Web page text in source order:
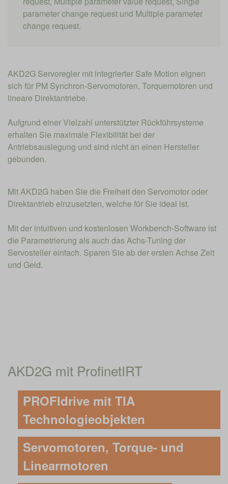
parameter change request und Multiple parameter
change request.
AKD2G Servoregler mit integrierter Safe Motion eignen
sich für PM Synchron-Servomotoren, Torquemotoren und
lineare Direktantriebe.
Aufgrund einer Vielzahl unterstützter Rückführsysteme
erhalten Sie maximale Flexibilität bei der
Antriebsauslegung und sind nicht an einen Hersteller
gebunden.
Mit AKD2G haben Sie die Freiheit den Servomotor oder
Direktantrieb einzusetzten, welche für Sie ideal ist.
Mit der intuitiven und kostenlosen Workbench-Software ist
die Parametrierung als auch das Achs-Tuning der
Servosteller einfach. Sparen Sie ab der ersten Achse Zeit
und Geld.
AKD2G mit ProfinetIRT
PROFIdrive mit TIA
Technologieobjekten
Servomotoren, Torque- und
Linearmotoren